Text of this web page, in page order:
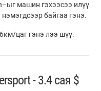
машин гэхээсээ илүү
байгаа гэнэ.
цаг гэнэ лээ шүү.
- 3.4 сая $